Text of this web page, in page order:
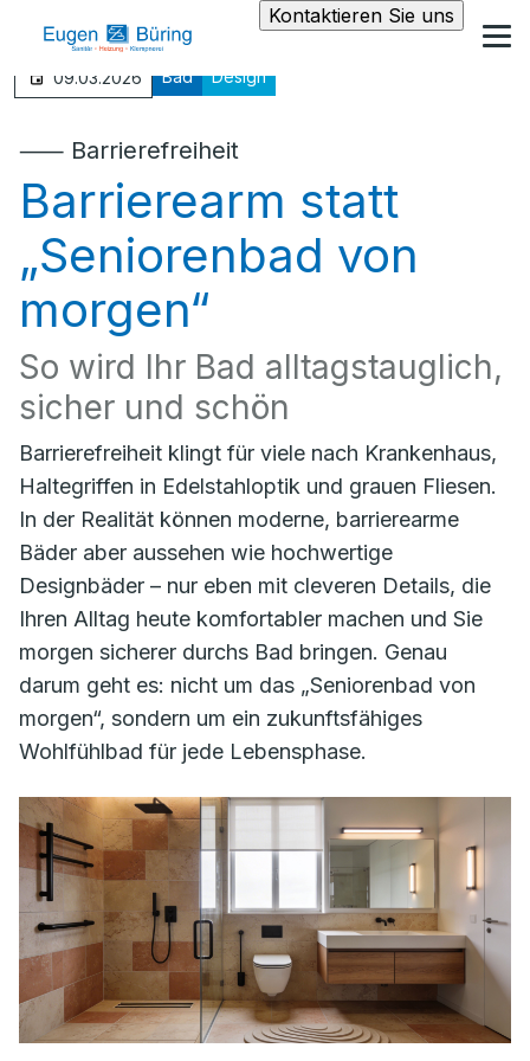
Kontaktieren Sie uns
09.03.2026 Bad Design
⸺ Barrierefreiheit
Barrierearm statt
„Seniorenbad von
morgen“
So wird Ihr Bad alltagstauglich,
sicher und schön
Barrierefreiheit klingt für viele nach Krankenhaus,
Haltegriffen in Edelstahloptik und grauen Fliesen.
In der Realität können moderne, barrierearme
Bäder aber aussehen wie hochwertige
Designbäder – nur eben mit cleveren Details, die
Ihren Alltag heute komfortabler machen und Sie
morgen sicherer durchs Bad bringen. Genau
darum geht es: nicht um das „Seniorenbad von
morgen“, sondern um ein zukunftsfähiges
Wohlfühlbad für jede Lebensphase.